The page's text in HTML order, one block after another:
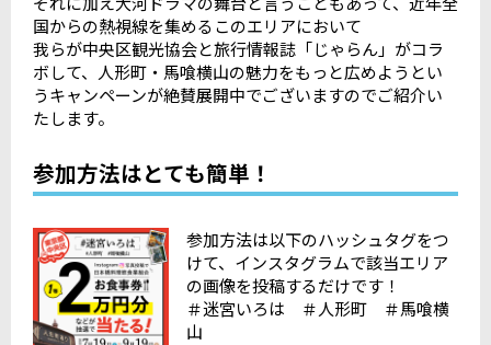
国からの熱視線を集めるこのエリアにおいて
我らが中央区観光協会と旅行情報誌「じゃらん」がコラ
ボして、人形町・馬喰横山の魅力をもっと広めようとい
うキャンペーンが絶賛展開中でございますのでご紹介い
たします。
参加方法はとても簡単！
参加方法は以下のハッシュタグをつ
けて、インスタグラムで該当エリア
の画像を投稿するだけです！
＃迷宮いろは ＃人形町 ＃馬喰横
山